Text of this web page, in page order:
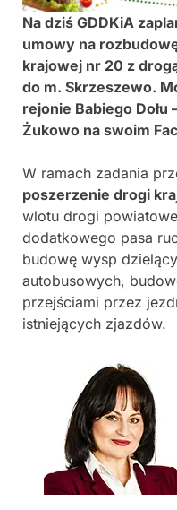
Na dziś GDDKiA
umowy na
krajowej nr 20 z
do m. Skrzeszewo.
rejonie Babiego Dołu
Żukowo na swoim
W ramach zadania
poszerzenie drogi
wlotu drogi
dodatkowego pasa
budowę wysp
autobusowych,
przejściami przez
istniejących zjazdów.